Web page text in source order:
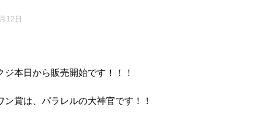
12日
ジ本日から販売開始です！！！
ン賞は、パラレルの大神官です！！